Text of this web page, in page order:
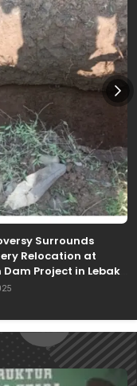
Surrounds
Relocation at
Project in Lebak,